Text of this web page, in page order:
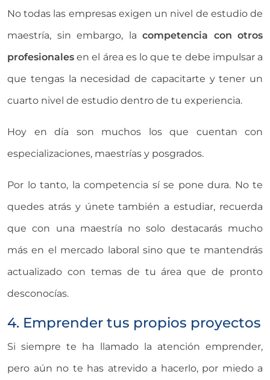
No todas las empresas exigen un nivel de estudio de
maestría, sin embargo, la competencia con otros
profesionales en el área es lo que te debe impulsar a
que tengas la necesidad de capacitarte y tener un
cuarto nivel de estudio dentro de tu experiencia.
Hoy en día son muchos los que cuentan con
especializaciones, maestrías y posgrados.
Por lo tanto, la competencia sí se pone dura. No te
quedes atrás y únete también a estudiar, recuerda
que con una maestría no solo destacarás mucho
más en el mercado laboral sino que te mantendrás
actualizado con temas de tu área que de pronto
desconocías.
4. Emprender tus propios proyectos
Si siempre te ha llamado la atención emprender,
pero aún no te has atrevido a hacerlo, por miedo a